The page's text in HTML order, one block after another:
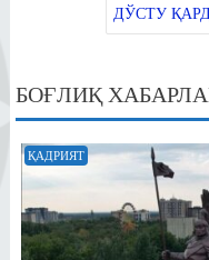
ДЎСТУ
БОҒЛИҚ
ҚАДРИЯТ